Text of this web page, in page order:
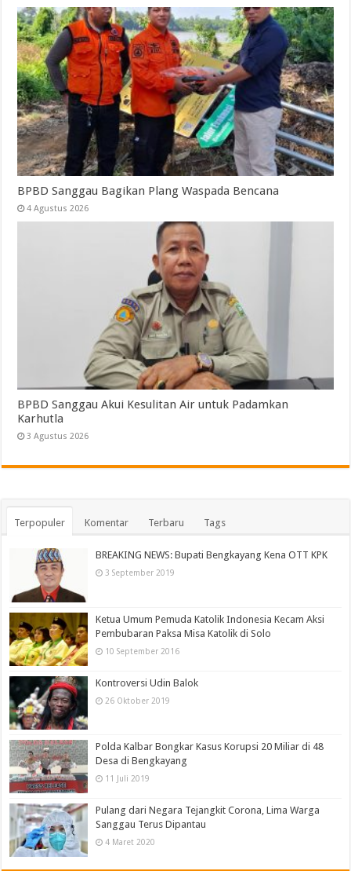
BPBD Sanggau Bagikan Plang Waspada Bencana
4 Agustus 2026
BPBD Sanggau Akui Kesulitan Air untuk Padamkan
Karhutla
3 Agustus 2026
Terpopuler Komentar Terbaru Tags
BREAKING NEWS: Bupati Bengkayang Kena OTT KPK
3 September 2019
Ketua Umum Pemuda Katolik Indonesia Kecam Aksi
Pembubaran Paksa Misa Katolik di Solo
10 September 2016
Kontroversi Udin Balok
26 Oktober 2019
Polda Kalbar Bongkar Kasus Korupsi 20 Miliar di 48
Desa di Bengkayang
11 Juli 2019
Pulang dari Negara Tejangkit Corona, Lima Warga
Sanggau Terus Dipantau
4 Maret 2020